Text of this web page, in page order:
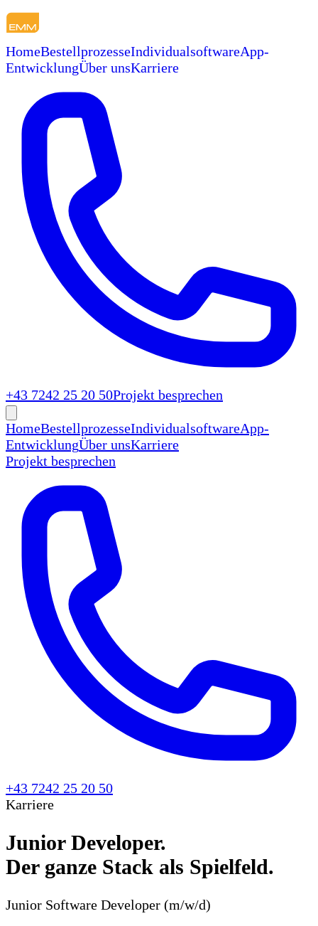
HomeBestellprozesseIndividualsoftwareApp-
EntwicklungÜber unsKarriere
+43 7242 25 20 50Projekt besprechen
HomeBestellprozesseIndividualsoftwareApp-
EntwicklungÜber unsKarriere
Projekt besprechen
+43 7242 25 20 50
Karriere
Junior Developer.
Der ganze Stack als Spielfeld.
Junior Software Developer (m/w/d)